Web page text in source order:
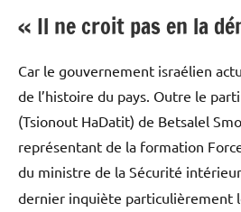
« Il ne croit pas en la
Car le gouvernement israélien
de l’histoire du pays. Outre le
(Tsionout HaDatit) de Betsalel
représentant de la formation
du ministre de la Sécurité
dernier inquiète particulièrement